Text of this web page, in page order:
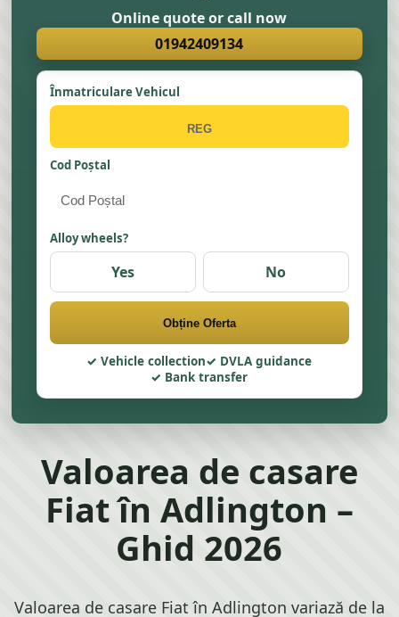
Online quote or call now
01942409134
Înmatriculare Vehicul
Cod Poștal
Alloy wheels?
Yes No
Obține Oferta
Vehicle collection
DVLA guidance
Bank transfer
Valoarea de casare
Fiat în Adlington –
Ghid 2026
Valoarea de casare Fiat în Adlington variază de la